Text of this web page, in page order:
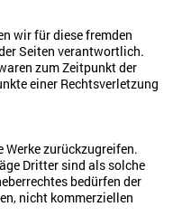
wir für diese fremden
Seiten verantwortlich.
zum Zeitpunkt der
einer Rechtsverletzung
zurückzugreifen.
Dritter sind als solche
bedürfen der
nicht kommerziellen